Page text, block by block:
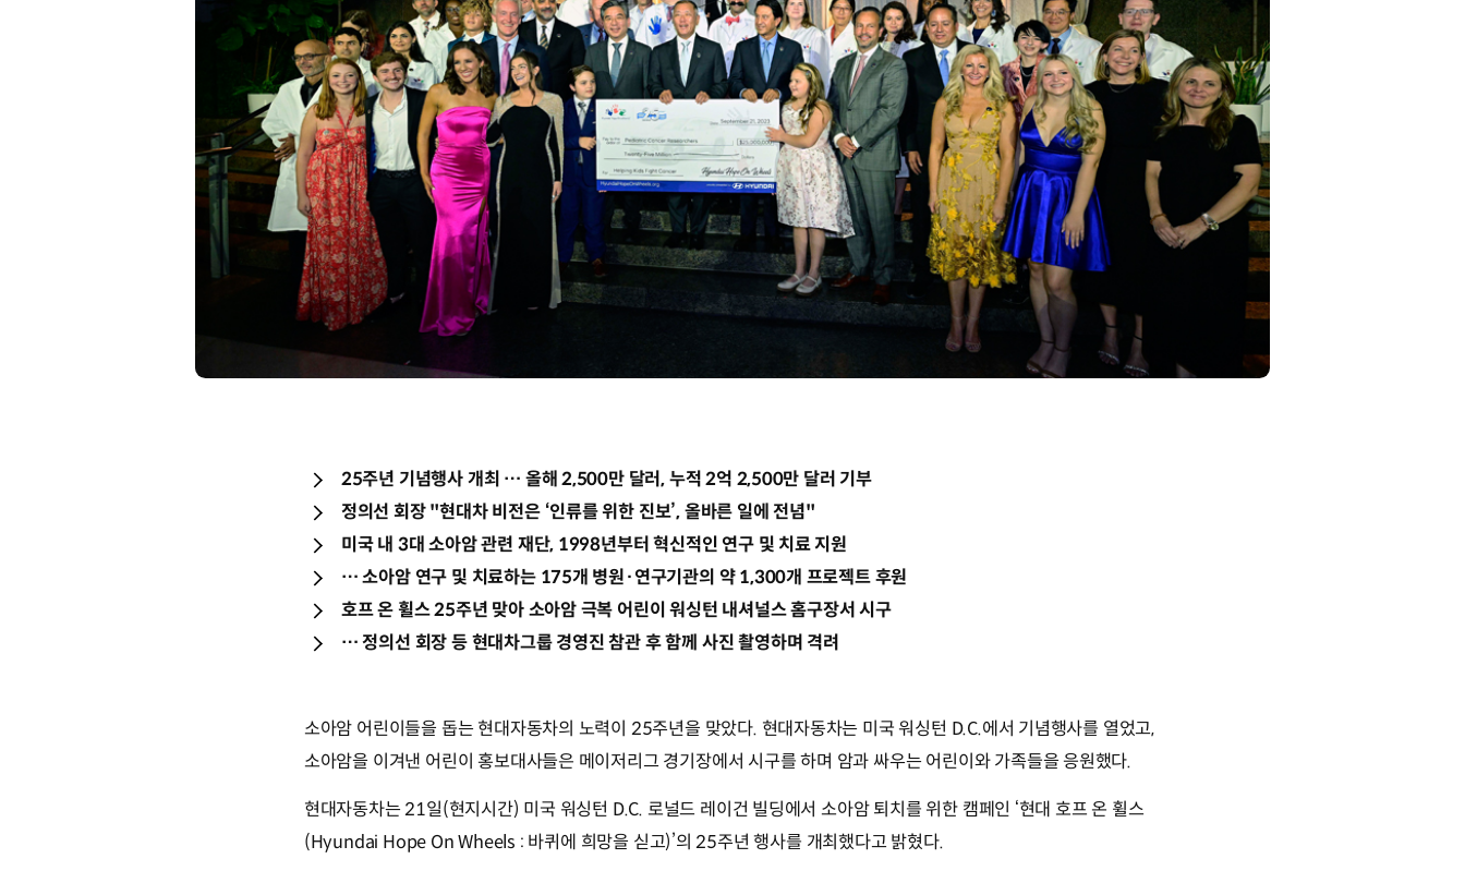
25주년 기념행사 개최 … 올해 2,500만 달러, 누적 2억 2,500만 달러 기부
정의선 회장 "현대차 비전은 ‘인류를 위한 진보’, 올바른 일에 전념"
미국 내 3대 소아암 관련 재단, 1998년부터 혁신적인 연구 및 치료 지원
… 소아암 연구 및 치료하는 175개 병원·연구기관의 약 1,300개 프로젝트 후원
호프 온 휠스 25주년 맞아 소아암 극복 어린이 워싱턴 내셔널스 홈구장서 시구
… 정의선 회장 등 현대차그룹 경영진 참관 후 함께 사진 촬영하며 격려
소아암 어린이들을 돕는 현대자동차의 노력이 25주년을 맞았다. 현대자동차는 미국 워싱턴 D.C.에서 기념행사를 열었고,
소아암을 이겨낸 어린이 홍보대사들은 메이저리그 경기장에서 시구를 하며 암과 싸우는 어린이와 가족들을 응원했다.
현대자동차는 21일(현지시간) 미국 워싱턴 D.C. 로널드 레이건 빌딩에서 소아암 퇴치를 위한 캠페인 ‘현대 호프 온 휠스
(Hyundai Hope On Wheels : 바퀴에 희망을 싣고)’의 25주년 행사를 개최했다고 밝혔다.